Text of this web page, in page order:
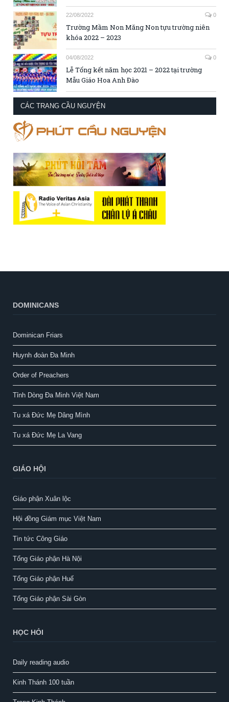
22/08/2022 0
Trường Mầm Non Măng Non tựu trường niên
khóa 2022 – 2023
04/08/2022 0
Lễ Tổng kết năm học 2021 – 2022 tại trường
Mẫu Giáo Hoa Anh Đào
CÁC TRANG CẦU NGUYỆN
DOMINICANS
Dominican Friars
Huynh đoàn Đa Minh
Order of Preachers
Tỉnh Dòng Đa Minh Việt Nam
Tu xá Đức Mẹ Dâng Mình
Tu xá Đức Mẹ La Vang
GIÁO HỘI
Giáo phận Xuân lộc
Hội đồng Giám mục Việt Nam
Tin tức Công Giáo
Tổng Giáo phận Hà Nội
Tổng Giáo phận Huế
Tổng Giáo phận Sài Gòn
HỌC HỎI
Daily reading audio
Kinh Thánh 100 tuần